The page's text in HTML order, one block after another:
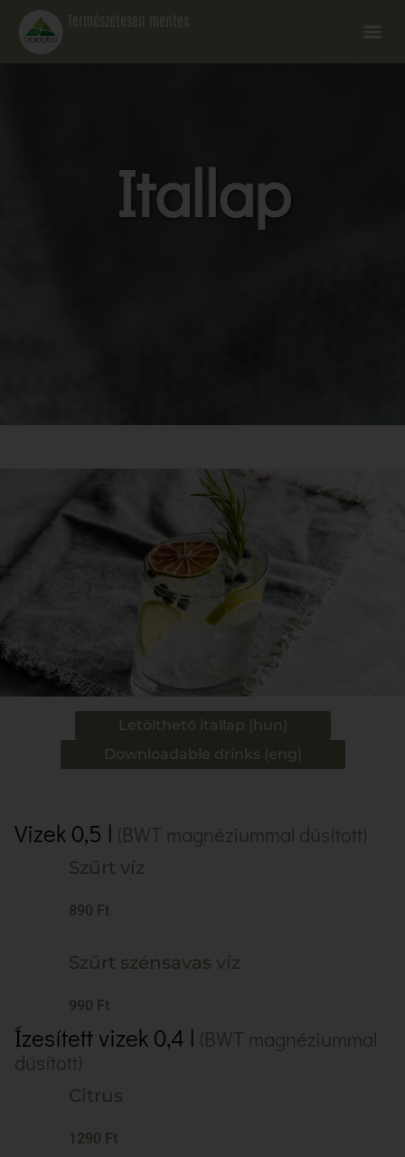
Természetesen mentes
Itallap
Letölthető itallap (hun)
Downloadable drinks (eng)
Vizek 0,5 l (BWT magnéziummal dúsított)
Szűrt víz
890 Ft
Szűrt szénsavas víz
990 Ft
Ízesített vizek 0,4 l (BWT magnéziummal
dúsított)
Citrus
1290 Ft